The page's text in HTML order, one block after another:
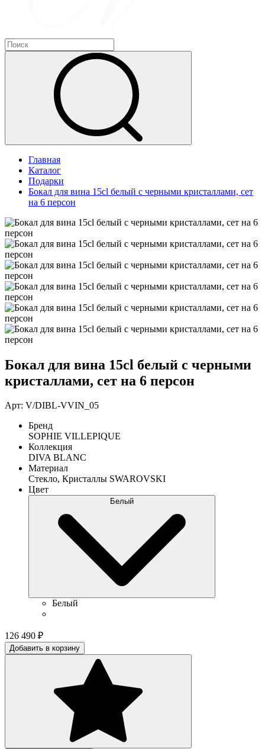
Главная
Каталог
Подарки
Бокал для вина 15cl белый с черными кристаллами, сет
на 6 персон
Бокал для вина 15cl белый с черными
кристаллами, сет на 6 персон
Арт: V/DIBL-VVIN_05
Бренд
SOPHIE VILLEPIQUE
Коллекция
DIVA BLANC
Материал
Стекло, Кристаллы SWAROVSKI
Цвет
Белый
Белый
126 490 ₽
Добавить в корзину